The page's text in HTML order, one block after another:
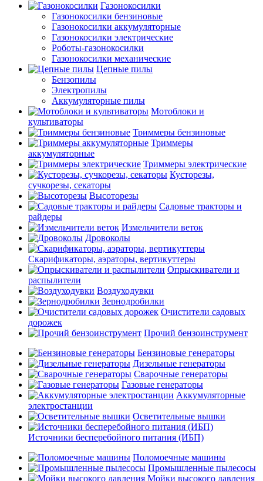
Газонокосилки
Газонокосилки бензиновые
Газонокосилки аккумуляторные
Газонокосилки электрические
Роботы-газонокосилки
Газонокосилки механические
Цепные пилы
Бензопилы
Электропилы
Аккумуляторные пилы
Мотоблоки и
культиваторы
Триммеры бензиновые
Триммеры
аккумуляторные
Триммеры электрические
Кусторезы,
сучкорезы, секаторы
Высоторезы
Садовые тракторы и
райдеры
Измельчители веток
Дровоколы
Скарификаторы, аэраторы, вертикуттеры
Опрыскиватели и
распылители
Воздуходувки
Зернодробилки
Очистители садовых
дорожек
Прочий бензоинструмент
Бензиновые генераторы
Дизельные генераторы
Сварочные генераторы
Газовые генераторы
Аккумуляторные
электростанции
Осветительные вышки
Источники бесперебойного питания (ИБП)
Поломоечные машины
Промышленные пылесосы
Мойки высокого давления